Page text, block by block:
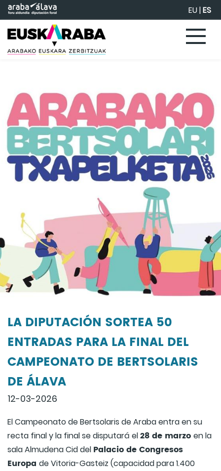
Saltar al contenido principal EU|ES
LA DIPUTACIÓN SORTEA 50
ENTRADAS PARA LA FINAL DEL
CAMPEONATO DE BERTSOLARIS
DE ÁLAVA
12-03-2026
El Campeonato de Bertsolaris de Araba entra en su
recta final y la final se disputará el28 de marzo en la
sala Almudena Cid del Palacio de Congresos
Europa de Vitoria-Gasteiz (capacidad para 1.400